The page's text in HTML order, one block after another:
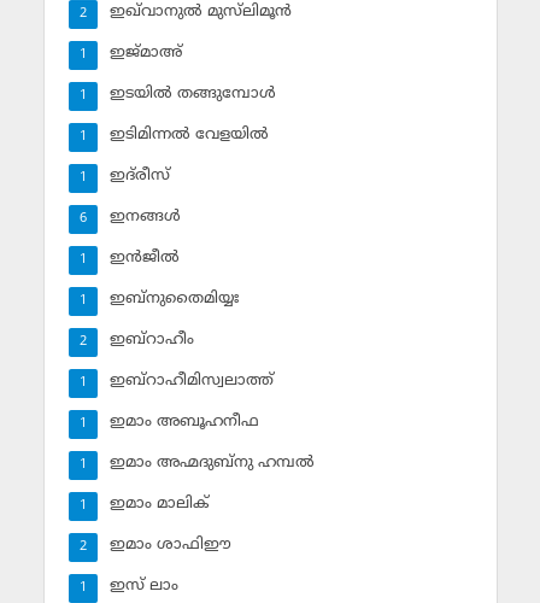
ഇഖ്‌വാനുല്‍ മുസ്‌ലിമൂന്‍
2
ഇജ്മാഅ്
1
ഇടയില്‍ തങ്ങുമ്പോള്‍
1
ഇടിമിന്നല്‍ വേളയില്‍
1
ഇദ്‌രീസ്‌
1
ഇനങ്ങള്‍
6
ഇന്‍ജീല്‍
1
ഇബ്‌നുതൈമിയ്യഃ
1
ഇബ്‌റാഹീം
2
ഇബ്‌റാഹീമിസ്വലാത്ത്
1
ഇമാം അബൂഹനീഫ
1
ഇമാം അഹ്മദുബ്‌നു ഹമ്പല്‍
1
ഇമാം മാലിക്
1
ഇമാം ശാഫിഈ
2
ഇസ് ലാം
1